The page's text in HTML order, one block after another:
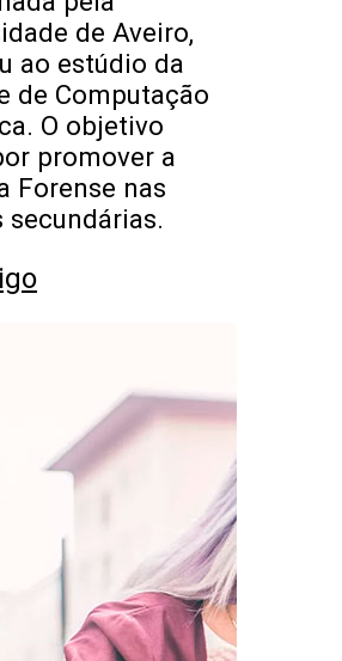
de Aveiro,
ao estúdio da
de Computação
O objetivo
promover a
Forense nas
secundárias.